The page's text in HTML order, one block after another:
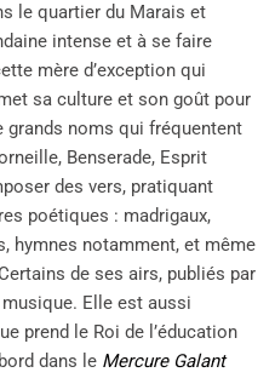
le quartier du Marais et
intense et à se faire
mère d’exception qui
sa culture et son goût pour
grands noms qui fréquentent
Benserade, Esprit
des vers, pratiquant
poétiques : madrigaux,
hymnes notamment, et même
de ses airs, publiés par
Elle est aussi
prend le Roi de l’éducation
dans le Mercure Galant